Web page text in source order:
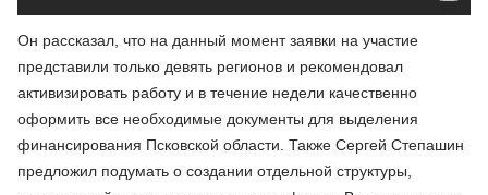
Он рассказал, что на данный момент заявки на участие
представили только девять регионов и рекомендовал
активизировать работу и в течение недели качественно
оформить все необходимые документы для выделения
финансирования Псковской области. Также Сергей Степашин
предложил подумать о создании отдельной структуры,